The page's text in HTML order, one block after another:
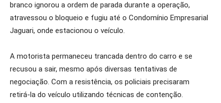
branco ignorou a ordem de parada durante a operação,
atravessou o bloqueio e fugiu até o Condomínio Empresarial
Jaguari, onde estacionou o veículo.
A motorista permaneceu trancada dentro do carro e se
recusou a sair, mesmo após diversas tentativas de
negociação. Com a resistência, os policiais precisaram
retirá-la do veículo utilizando técnicas de contenção.